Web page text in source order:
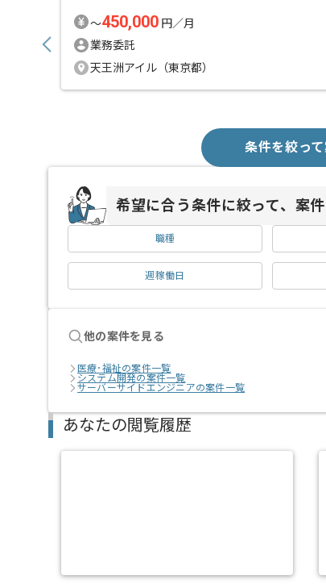
〜450,000 円／月
業務委託
天王洲アイル（東京都）
条件を絞っ
希望に合う条件に絞って、案
職種
週稼働日
他の案件を見る
医療･福祉の案件一覧
システム開発の案件一覧
サーバーサイドエンジニアの案件一覧
あなたの閲覧履歴